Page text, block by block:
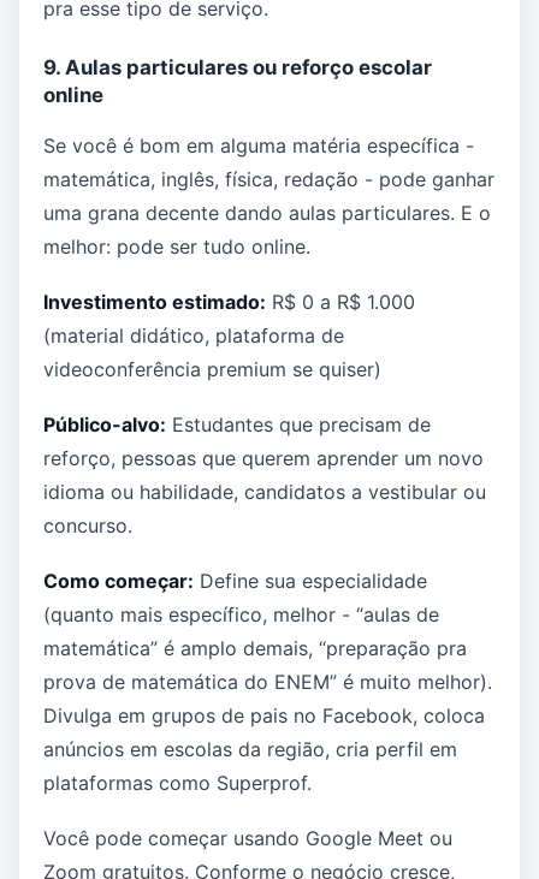
pra esse tipo de serviço.
9. Aulas particulares ou reforço escolar
online
Se você é bom em alguma matéria específica -
matemática, inglês, física, redação - pode ganhar
uma grana decente dando aulas particulares. E o
melhor: pode ser tudo online.
Investimento estimado: R$ 0 a R$ 1.000
(material didático, plataforma de
videoconferência premium se quiser)
Público-alvo: Estudantes que precisam de
reforço, pessoas que querem aprender um novo
idioma ou habilidade, candidatos a vestibular ou
concurso.
Como começar: Define sua especialidade
(quanto mais específico, melhor - “aulas de
matemática” é amplo demais, “preparação pra
prova de matemática do ENEM” é muito melhor).
Divulga em grupos de pais no Facebook, coloca
anúncios em escolas da região, cria perfil em
plataformas como Superprof.
Você pode começar usando Google Meet ou
Zoom gratuitos. Conforme o negócio cresce,